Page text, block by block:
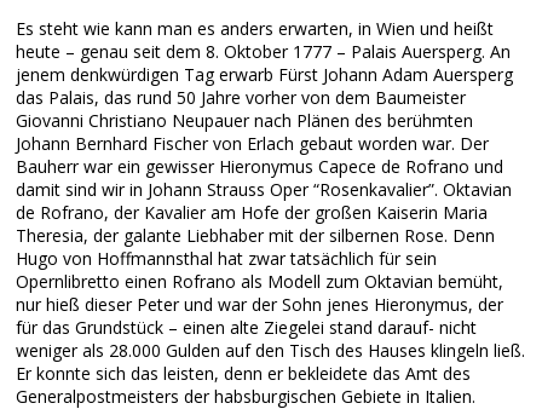
Es steht wie kann man es anders erwarten, in Wien und heißt
heute – genau seit dem 8. Oktober 1777 – Palais Auersperg. An
jenem denkwürdigen Tag erwarb Fürst Johann Adam Auersperg
das Palais, das rund 50 Jahre vorher von dem Baumeister
Giovanni Christiano Neupauer nach Plänen des berühmten
Johann Bernhard Fischer von Erlach gebaut worden war. Der
Bauherr war ein gewisser Hieronymus Capece de Rofrano und
damit sind wir in Johann Strauss Oper “Rosenkavalier”. Oktavian
de Rofrano, der Kavalier am Hofe der großen Kaiserin Maria
Theresia, der galante Liebhaber mit der silbernen Rose. Denn
Hugo von Hoffmannsthal hat zwar tatsächlich für sein
Opernlibretto einen Rofrano als Modell zum Oktavian bemüht,
nur hieß dieser Peter und war der Sohn jenes Hieronymus, der
für das Grundstück – einen alte Ziegelei stand darauf- nicht
weniger als 28.000 Gulden auf den Tisch des Hauses klingeln ließ.
Er konnte sich das leisten, denn er bekleidete das Amt des
Generalpostmeisters der habsburgischen Gebiete in Italien.